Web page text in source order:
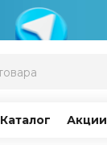
Каталог Акции